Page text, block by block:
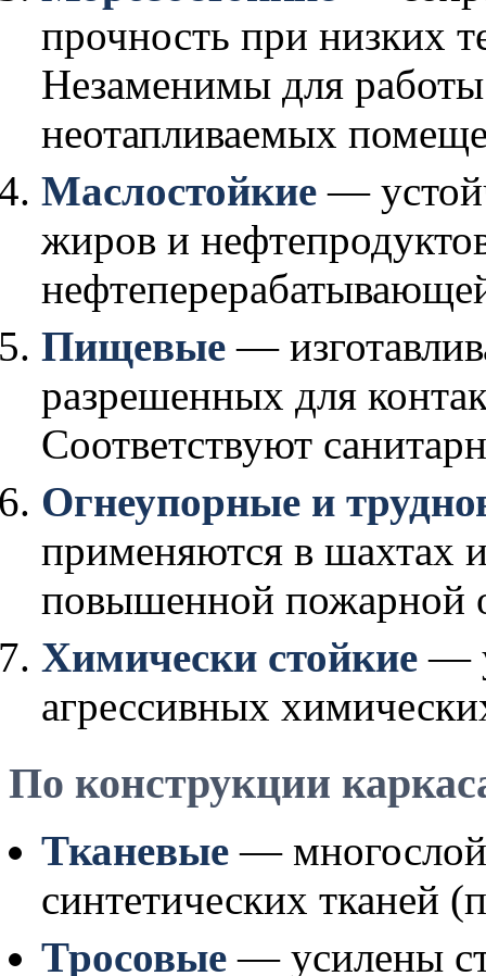
прочность при низких
Незаменимы для
неотапливаемых
Маслостойкие —
жиров и
Пищевые —
разрешенных для
Соответствуют
Огнеупорные и
применяются в шахтах
повышенной пожарной
Химически стойкие —
агрессивных
По конструкции
Тканевые —
синтетических тканей
Тросовые — усилены